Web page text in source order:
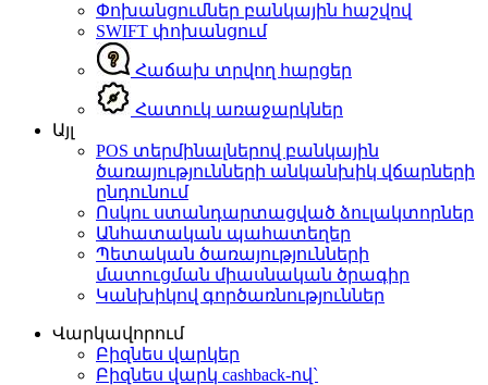
Փոխանցումներ բանկային հաշվով
SWIFT փոխանցում
Հաճախ տրվող հարցեր
Հատուկ առաջարկներ
Այլ
POS տերմինալներով բանկային
ծառայությունների անկանխիկ վճարների
ընդունում
Ոսկու ստանդարտացված ձուլակտորներ
Անհատական պահատեղեր
Պետական ծառայությունների
մատուցման միասնական ծրագիր
Կանխիկով գործառնություններ
Վարկավորում
Բիզնես վարկեր
Բիզնես վարկ cashback-ով`